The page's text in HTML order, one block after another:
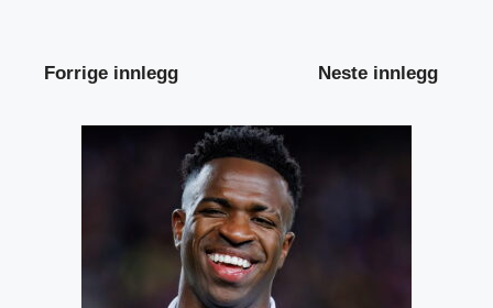
Forrige innlegg Neste innlegg